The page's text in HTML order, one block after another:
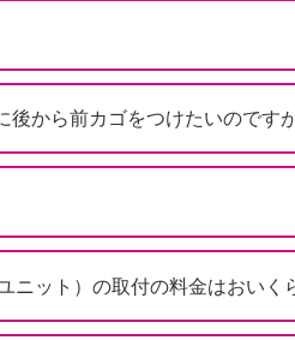
から前カゴをつけたいのです
ニット）の取付の料金はおいく